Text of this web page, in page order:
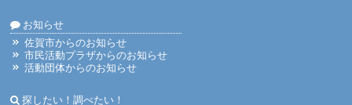
お知らせ
佐賀市からのお知らせ
市民活動プラザからのお知らせ
活動団体からのお知らせ
探したい！調べたい！